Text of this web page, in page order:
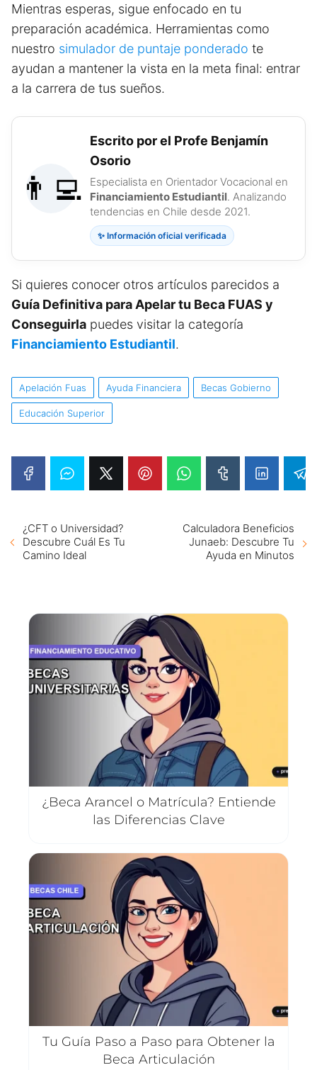
Mientras esperas, sigue enfocado en tu
preparación académica. Herramientas como
nuestro simulador de puntaje ponderado te
ayudan a mantener la vista en la meta final: entrar
a la carrera de tus sueños.
👨‍💻
Escrito por el Profe Benjamín
Osorio
Especialista en Orientador Vocacional en
Financiamiento Estudiantil. Analizando
tendencias en Chile desde 2021.
✨ Información oficial verificada
Si quieres conocer otros artículos parecidos a
Guía Definitiva para Apelar tu Beca FUAS y
Conseguirla puedes visitar la categoría
Financiamiento Estudiantil.
Apelación Fuas Ayuda Financiera Becas Gobierno
Educación Superior
¿CFT o Universidad?
Descubre Cuál Es Tu
Camino Ideal
Calculadora Beneficios
Junaeb: Descubre Tu
Ayuda en Minutos
¿Beca Arancel o Matrícula? Entiende
las Diferencias Clave
Tu Guía Paso a Paso para Obtener la
Beca Articulación